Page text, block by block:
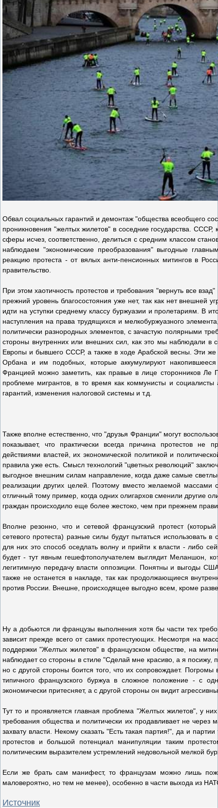
Обвал социальных гарантий и демонтаж "общества всеобщего
проникновения "желтых жилетов" в соседние государства.
сферы исчез, соответственно, делиться с средним классом
наблюдаем "экономические преобразования" выгодные
реакцию протеста - от вялых анти-пенсионных митингов в
правительство.
При этом хаотичность протестов и требования "вернуть все
прежний уровень благосостояния уже нет, так как нет внешней
идти на уступки среднему классу буржуазии и пролетариям. В
наступления на права трудящихся и мелкобуржуазного
политически разнородных элементов, с зачастую полярными
стороны внутренних или внешних сил, как это мы наблюдали в
Европы и бывшего СССР, а также в ходе Арабской весны. Эти
Орбана и им подобных, которые аккумулируют
Францией можно заметить, как правые в лице сторонников Ле
проблеме мигрантов, в то время как коммунисты и
гарантий, изменения налоговой системы и т.д.
Также вполне естественно, что "друзья Франции" могут
показывает, что практически всегда причина протестов не
действиями властей, их экономической политикой и
правила уже есть. Смысл технологий "цветных революций"
выгодное внешним силам направление, когда даже самые
реализации других целей. Поэтому вместо желаемой массами
отличный тому пример, когда одних олигархов сменили другие
граждан происходило еще более жестоко, чем при прежнем
Вполне резонно, что и сетевой французский протест
сетевого протеста) разные силы будут пытаться
для них это способ оседлать волну и прийти к власти - либо
будет - тут явным гешефтополучателем выглядит Меланшон,
легитимную передачу власти оппозиции. Понятны и выгоды
также не останется в накладе, так как продолжающиеся
против России. Внешне, происходящее выгодно всем, кроме
Ну а добьются ли французы выполнения хотя бы части тех
зависит прежде всего от самих протестующих. Несмотря на
поддержки "Желтых жилетов" в французском обществе, на
наблюдает со стороны в стиле "Сделай мне красиво, а я
но с другой стороны боится того, что их сопровождает.
типичного французского буржуа в сложное положение - с
экономически притесняет, а с другой стороны он видит
Тут то и проявляется главная проблема "Желтых жилетов", у них
требования общества и политически их продавливает не
захвату власти. Некому сказать "Есть такая партия!", да и
протестов и большой потенциал манипуляции таким
политическим выразителем устремлений недовольной мелкой
Если же брать сам манифест, то французам можно лишь
маловероятно, но тем не менее), особенно в части выхода из
Источник